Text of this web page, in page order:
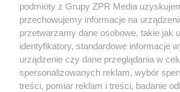
rozpowszechniany lub dalej rozpowszechniany w
tym także elektroniczny lub mechaniczny) na
eksploatacji w jakiejkolwiek formie, włącznie z
bez pisemnej zgody właściciela praw. Jakiekolwiek
wykorzystanie utworów w całości lub w części z
bez właściwej zgody, jest zabronione pod groźbą
prawnie.
podmioty z Grupy ZPR Media
przechowujemy informacje na
przetwarzamy dane osobowe, takie jak
identyfikatory, standardowe informacje
urządzenie czy dane przeglądania w
spersonalizowanych reklam, wybór
treści, pomiar reklam i treści, badanie